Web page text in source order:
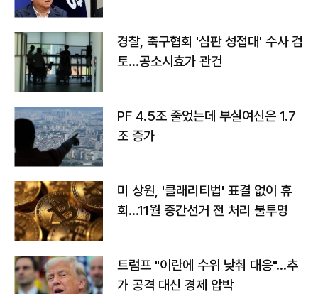
경찰, 축구협회 '심판 성접대' 수사 검
토…공소시효가 관건
PF 4.5조 줄었는데 부실여신은 1.7
조 증가
미 상원, '클래리티법' 표결 없이 휴
회…11월 중간선거 전 처리 불투명
트럼프 "이란에 수위 낮춰 대응"…추
가 공격 대신 경제 압박